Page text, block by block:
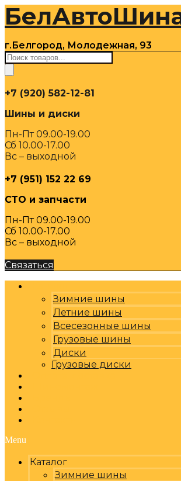
Перейти
содержимому
г.Белгород, Молодежная, 93
Поиск
товаров
+7 (920) 582-12-81
Шины и диски
Пн-Пт 09.00-19.00
Сб 10.00-17.00
Вс – выходной
+7 (951) 152 22 69
СТО и запчасти
Пн-Пт 09.00-19.00
Сб 10.00-17.00
Вс – выходной
Связаться
Зимние шины
Летние шины
Всесезонные шины
Грузовые шины
Диски
Грузовые диски
Menu
Каталог
Зимние шины